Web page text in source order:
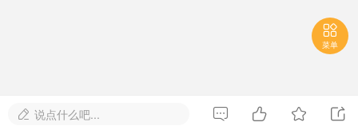

菜单
 说点什么吧...    